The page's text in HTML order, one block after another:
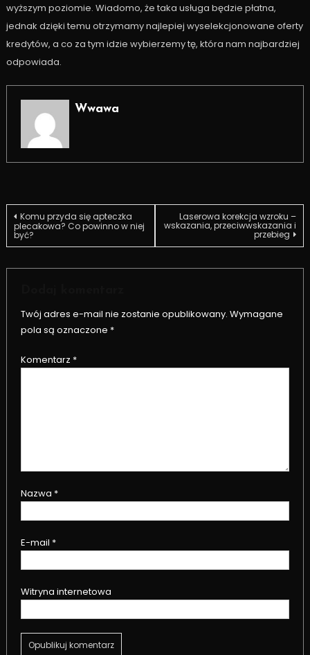
wyższym poziomie. Wiadomo, że taka usługa będzie płatna,
jednak dzięki temu otrzymamy najlepiej wyselekcjonowane oferty
kredytów, a co za tym idzie wybierzemy tę, która nam najbardziej
odpowiada.
Wwawa
Nawigacja
wpisu
Komu przyda się apteczka
plecakowa? Co powinno w niej
być?
Laserowa korekcja wzroku –
wskazania, przeciwwskazania i
przebieg
Twój adres e-mail nie zostanie opublikowany. Wymagane
pola są oznaczone *
Komentarz *
Nazwa *
E-mail *
Witryna internetowa